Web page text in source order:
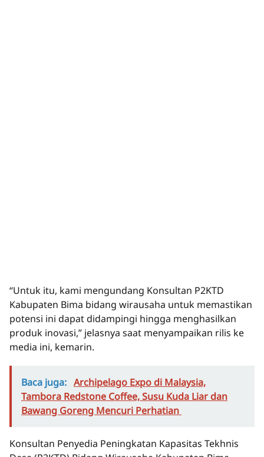
“Untuk itu, kami mengundang Konsultan P2KTD
Kabupaten Bima bidang wirausaha untuk memastikan
potensi ini dapat didampingi hingga menghasilkan
produk inovasi,” jelasnya saat menyampaikan rilis ke
media ini, kemarin.
Baca juga: Archipelago Expo di Malaysia,
Tambora Redstone Coffee, Susu Kuda Liar dan
Bawang Goreng Mencuri Perhatian
Konsultan Penyedia Peningkatan Kapasitas Tekhnis